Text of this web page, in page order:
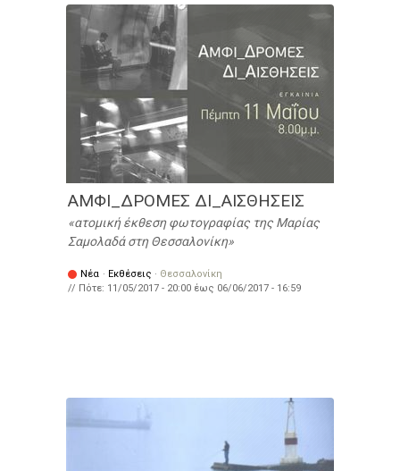
ΑΜΦΙ_ΔΡΟΜΕΣ ΔΙ_ΑΙΣΘΗΣΕΙΣ
ατομική έκθεση φωτογραφίας της Μαρίας
Σαμολαδά στη Θεσσαλονίκη
Νέα · Εκθέσεις · Θεσσαλονίκη
// Πότε: 11/05/2017 - 20:00 έως 06/06/2017 - 16:59